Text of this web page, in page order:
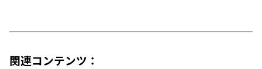
関連コンテンツ：